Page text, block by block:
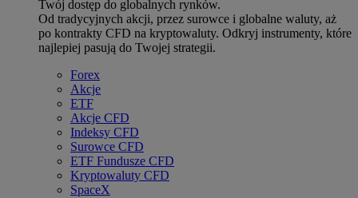
Twój dostęp do globalnych rynków.
Od tradycyjnych akcji, przez surowce i globalne waluty, aż
po kontrakty CFD na kryptowaluty. Odkryj instrumenty, które
najlepiej pasują do Twojej strategii.
Forex
Akcje
ETF
Akcje CFD
Indeksy CFD
Surowce CFD
ETF Fundusze CFD
Kryptowaluty CFD
SpaceX